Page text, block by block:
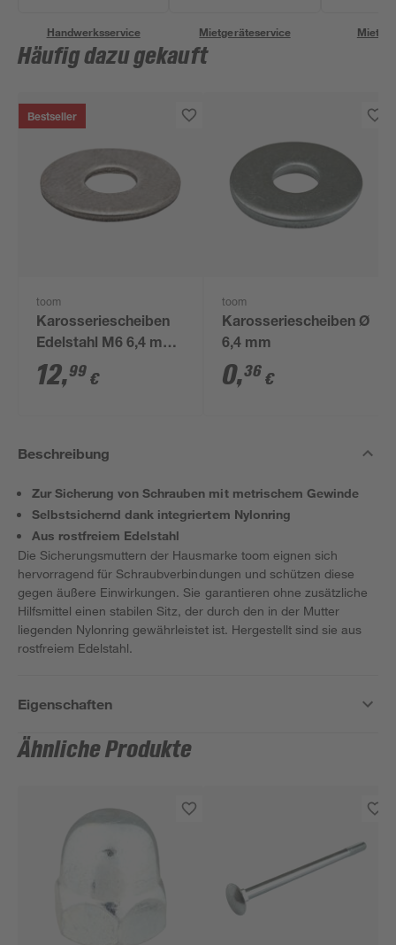
Handwerksservice Mietgeräteservice
Häufig dazu gekauft
Bestseller
toom
Karosseriescheiben
Edelstahl M6 6,4 mm,
100 Stück
12,99 €
toom
Karosseriescheiben Ø
6,4 mm
0,36 €
Beschreibung
Zur Sicherung von Schrauben mit metrischem Gewinde
Selbstsichernd dank integriertem Nylonring
Aus rostfreiem Edelstahl
Die Sicherungsmuttern der Hausmarke toom eignen sich
hervorragend für Schraubverbindungen und schützen diese
gegen äußere Einwirkungen. Sie garantieren ohne zusätzliche
Hilfsmittel einen stabilen Sitz, der durch den in der Mutter
liegenden Nylonring gewährleistet ist. Hergestellt sind sie aus
rostfreiem Edelstahl.
Eigenschaften
Ähnliche Produkte